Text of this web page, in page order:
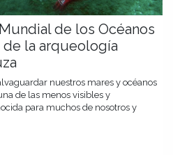
de los Océanos
la arqueología
nuestros mares y océanos
de las menos visibles y
para muchos de nosotros y